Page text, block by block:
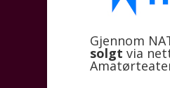
Gjennom
solgt via